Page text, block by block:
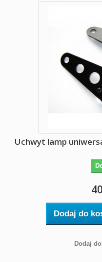
Uchwyt lamp
Dodaj do
Dodaj